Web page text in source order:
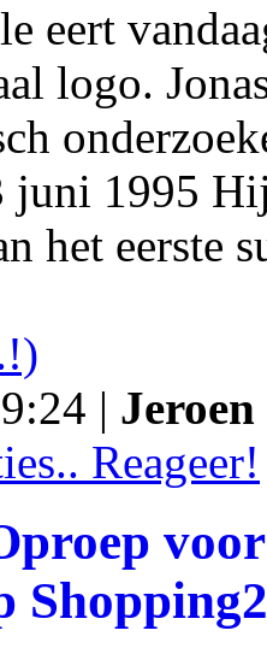
eert
logo.
juni 1995
het eerste
|
Reageer!